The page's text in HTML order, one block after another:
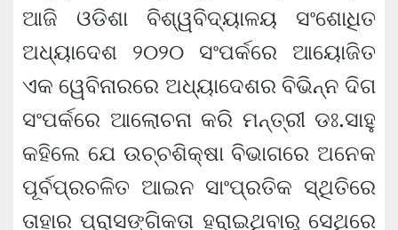
ଆଜି ଓଡିଶା ବିଶ୍ୱବିଦ୍ୟାଳୟ ସଂଶୋଧିତ
ଅଧ୍ୟାଦେଶ ୨୦୨୦ ସଂପର୍କରେ ଆୟୋଜିତ
ଏକ ୱେବିନାରରେ ଅଧ୍ୟାଦେଶର ବିଭିନ୍ନ ଦିଗ
ସଂପର୍କରେ ଆଲୋଚନା କରି ମନ୍ତ୍ରୀ ଡଃ.ସାହୁ
କହିଲେ ଯେ ଉଚ୍ଚଶିକ୍ଷା ବିଭାଗରେ ଅନେକ
ପୂର୍ବପ୍ରଚଳିତ ଆଇନ ସାଂପ୍ରତିକ ସ୍ଥିତିରେ
ତାହାର ପ୍ରାସଙ୍ଗିକତା ହରାଇଥିବାରୁ ସେଥିରେ